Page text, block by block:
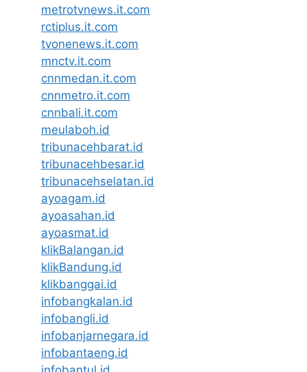
metrotvnews.it.com
rctiplus.it.com
tvonenews.it.com
mnctv.it.com
cnnmedan.it.com
cnnmetro.it.com
cnnbali.it.com
meulaboh.id
tribunacehbarat.id
tribunacehbesar.id
tribunacehselatan.id
ayoagam.id
ayoasahan.id
ayoasmat.id
klikBalangan.id
klikBandung.id
klikbanggai.id
infobangkalan.id
infobangli.id
infobanjarnegara.id
infobantaeng.id